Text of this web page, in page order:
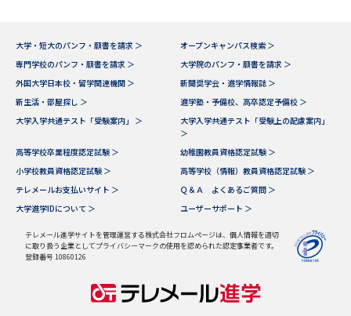
大学・短大のパンフ・願書を請求 ＞
オープンキャンパス検索 ＞
専門学校のパンフ・願書を請求 ＞
大学院のパンフ・願書を請求 ＞
外国大学日本校・留学関連機関 ＞
新聞奨学会・進学情報誌 ＞
新生活・部屋探し ＞
進学塾・予備校、高卒認定予備校 ＞
大学入学共通テスト「受験案内」 ＞
大学入学共通テスト「受験上の配慮案内」
＞
高等学校卒業程度認定試験 ＞
幼稚園教員資格認定試験 ＞
小学校教員資格認定試験 ＞
高等学校（情報）教員資格認定試験 ＞
テレメールお支払いサイト ＞
Ｑ＆Ａ よくあるご質問 ＞
大学進学IDについて ＞
ユーザーサポート ＞
テレメール進学サイトを管理運営する株式会社フロムページは、個人情報を適切
に取り扱う企業としてプライバシーマークの使用を認められた認定事業者です。
登録番号 10860126